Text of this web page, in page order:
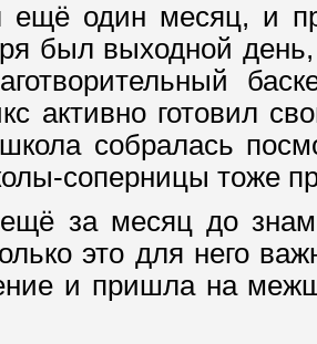
один месяц, и
был выходной
активно готовил
собралась
соперницы тоже
за месяц до
это для него
и пришла на